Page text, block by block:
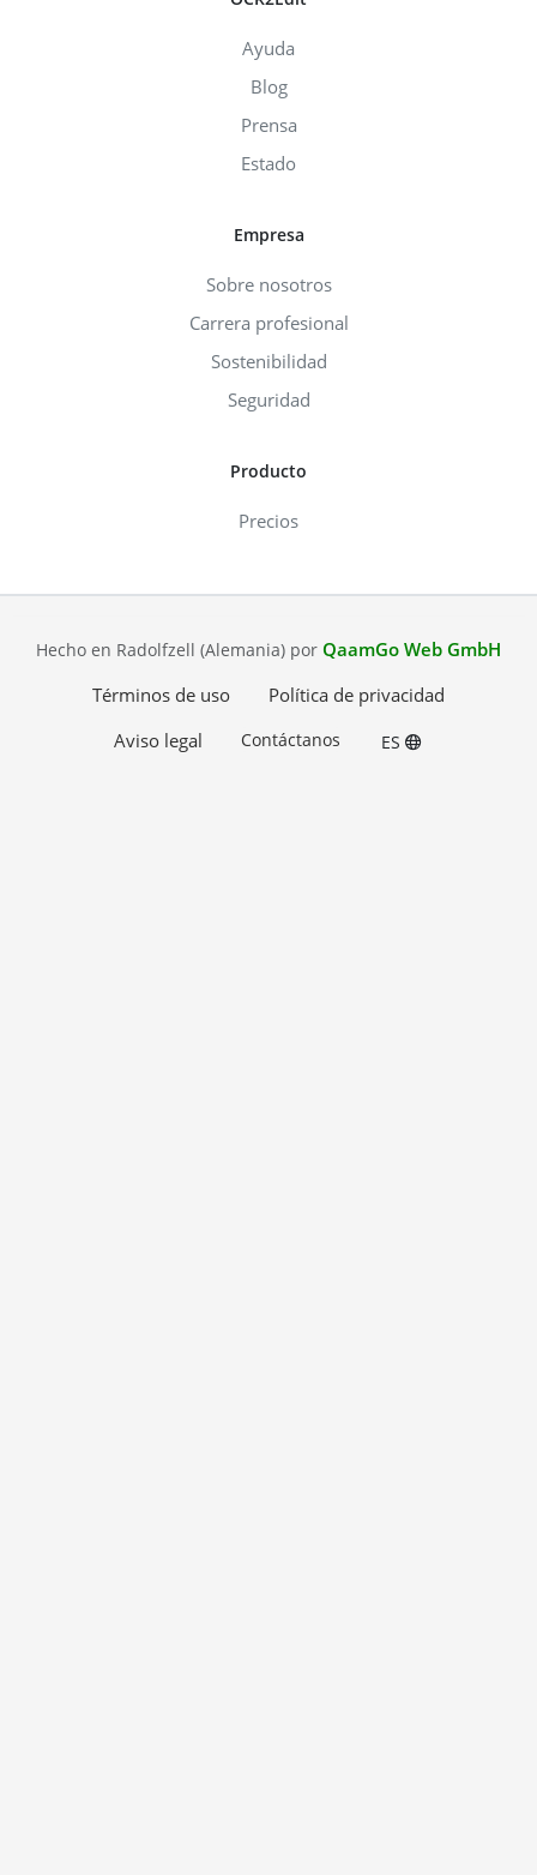
Ayuda
Blog
Prensa
Estado
Empresa
Sobre nosotros
Carrera profesional
Sostenibilidad
Seguridad
Producto
Precios
Hecho en Radolfzell (Alemania) por QaamGo Web GmbH
Términos de uso
Política de privacidad
Aviso legal
Contáctanos ES